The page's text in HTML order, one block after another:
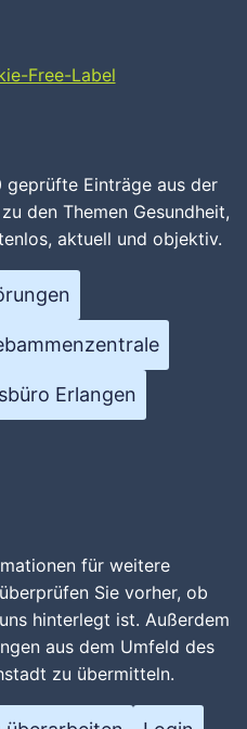
Einträge aus der
den Themen Gesundheit,
aktuell und objektiv.
Erlangen
für weitere
Sie vorher, ob
hinterlegt ist. Außerdem
aus dem Umfeld des
zu übermitteln.